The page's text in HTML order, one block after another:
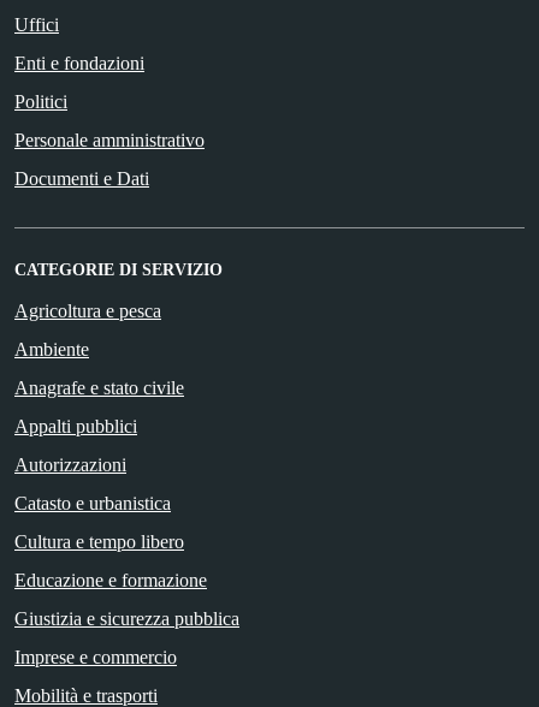
Uffici
Enti e fondazioni
Politici
Personale amministrativo
Documenti e Dati
CATEGORIE DI SERVIZIO
Agricoltura e pesca
Ambiente
Anagrafe e stato civile
Appalti pubblici
Autorizzazioni
Catasto e urbanistica
Cultura e tempo libero
Educazione e formazione
Giustizia e sicurezza pubblica
Imprese e commercio
Mobilità e trasporti